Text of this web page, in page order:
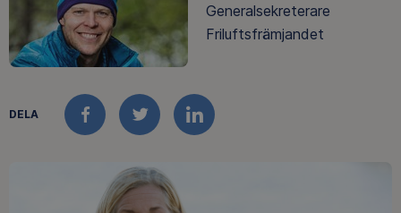
Generalsekreterare
Friluftsfrämjandet
DELA
FACEBOOKTWITTERLINKEDIN